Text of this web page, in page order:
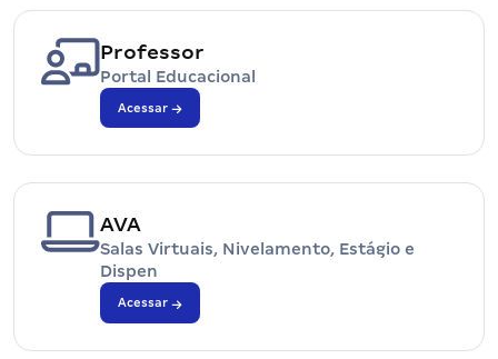
Professor
Portal Educacional
Acessar
AVA
Salas Virtuais, Nivelamento, Estágio e
Dispen
Acessar